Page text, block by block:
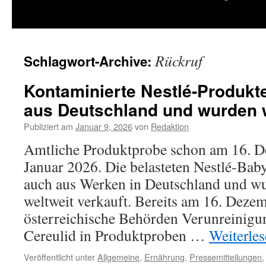
Schlagwort-Archive:Rückruf
Kontaminierte Nestlé-
aus Deutschland und
Publiziert am Januar 9, 2026von Redaktion
Amtliche Produktprobe schon am 16.
Januar 2026. Die belasteten Nestlé-
auch aus Werken in Deutschland und
weltweit verkauft. Bereits am 16.
österreichische Behörden
Cereulid in Produktproben …
Veröffentlicht unterAllgemeine, Ernährung, Pressemitteilungen,